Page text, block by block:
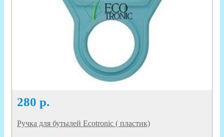
280 р.
Ручка для бутылей Ecotronic ( пластик)